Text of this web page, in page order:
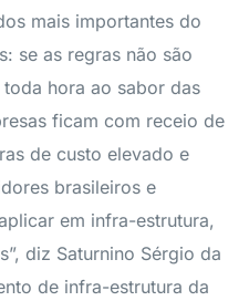
mais importantes do
se as regras não são
hora ao sabor das
ficam com receio de
de custo elevado e
brasileiros e
em infra-estrutura,
diz Saturnino Sérgio da
de infra-estrutura da